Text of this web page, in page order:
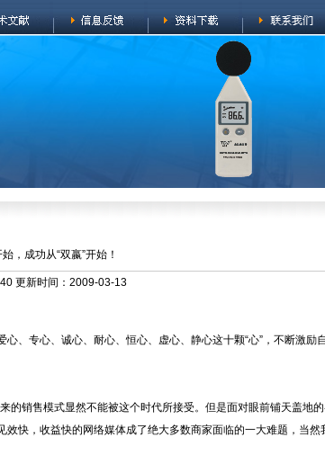
，成功从“双嬴”开始！
更新时间：2009-03-13
、专心、诚心、耐心、恒心、虚心、静心这十颗“心”，不断激励
的销售模式显然不能被这个时代所接受。但是面对眼前铺天盖地
快，收益快的网络媒体成了绝大多数商家面临的一大难题，当然